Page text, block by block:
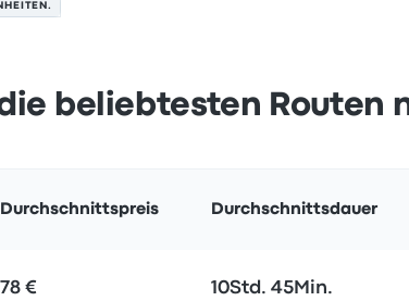
beliebtesten Routen
Durchschnittspreis Durchschnittsdauer
78 € 10Std. 45Min.